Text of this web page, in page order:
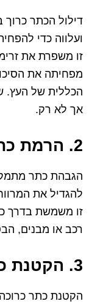
דילול הכתר כרוך
ועלווה כדי
זו משפרת את
מפחיתה את
הכללית של העץ.
אך לא רק.
2. הרמת כתר
הגבהת כתר
להגדיל את
זו משמשת בדרך
רכב או מבנים,
3. הקטנת כתר
הקטנת כתר